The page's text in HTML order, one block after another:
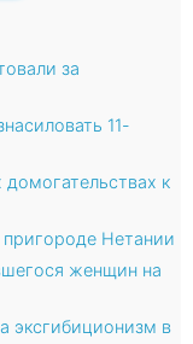
за
11-
домогательствах к
Нетании
женщин на
эксгибиционизм в